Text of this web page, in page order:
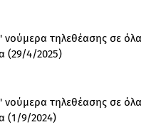
νούμερα τηλεθέασης σε όλα
(29/4/2025)
νούμερα τηλεθέασης σε όλα
(1/9/2024)